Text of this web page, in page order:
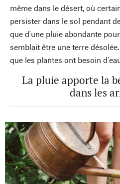
même dans le désert, où
persister dans le sol pendant
que d'une pluie abondante
semblait être une terre
que les plantes ont besoin
La pluie apporte la
dans les